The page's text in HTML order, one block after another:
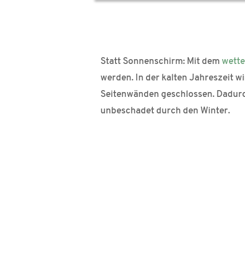
Statt Sonnenschirm: Mit dem
werden. In der kalten Jahreszeit
Seitenwänden geschlossen.
unbeschadet durch den Winter.